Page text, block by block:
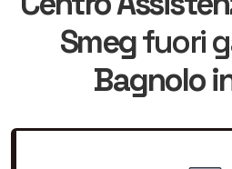
Smegfuori
Bagnolo